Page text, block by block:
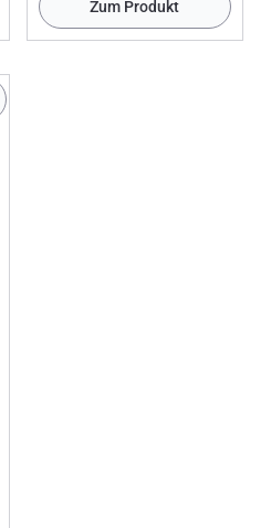
Zum Produkt